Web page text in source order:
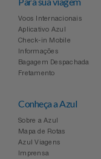
Utilidades Industriais
Vestuário
Top Store
Tramontina
Três Corações
Weconnect
Voos Internacionais
Aplicativo Azul
Check-in Mobile
Informações
Bagagem Despachada
Fretamento
Conheça a Azul
Sobre a Azul
Mapa de Rotas
Azul Viagens
Imprensa